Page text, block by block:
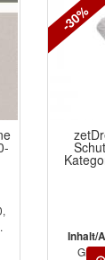
Inhalt/
-30%